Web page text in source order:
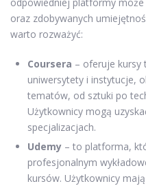
oraz zdobywanych
warto rozważyć:
Coursera – oferuje kursy
uniwersytety i instytucje,
tematów, od sztuki po
Użytkownicy mogą
specjalizacjach.
Udemy – to platforma,
profesjonalnym
kursów. Użytkownicy